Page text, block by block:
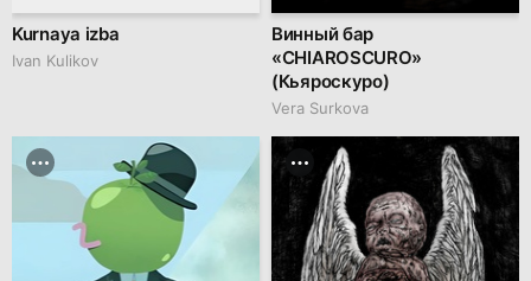
Kurnaya izba
Ivan Kulikov
Винный бар
«CHIAROSCURO»
(Кьяроскуро)
Vera Surkova